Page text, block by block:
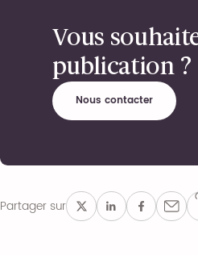
Vous
publication ?
Nous contacter
Partager sur